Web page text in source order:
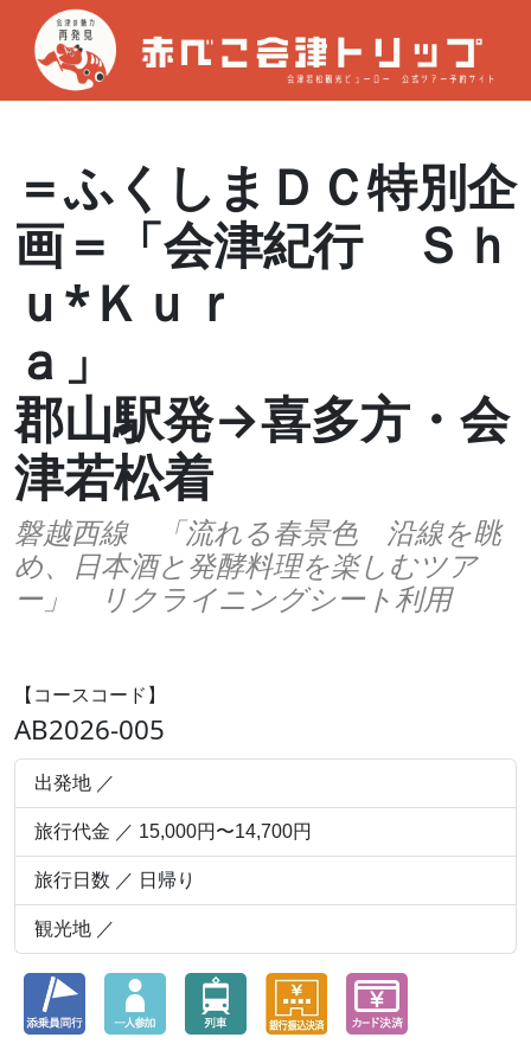
＝ふくしまＤＣ特別企
画＝「会津紀行 Ｓｈ
ｕ*Ｋｕｒ
ａ
郡山駅発→喜多方・会
津若松着
磐越西線 「流れる春景色 沿線を眺
め、日本酒と発酵料理を楽しむツア
ー」 リクライニングシート利用
【コースコード】
AB2026-005
出発地 ／
旅行代金 ／ 15,000円〜14,700円
旅行日数 ／ 日帰り
観光地 ／